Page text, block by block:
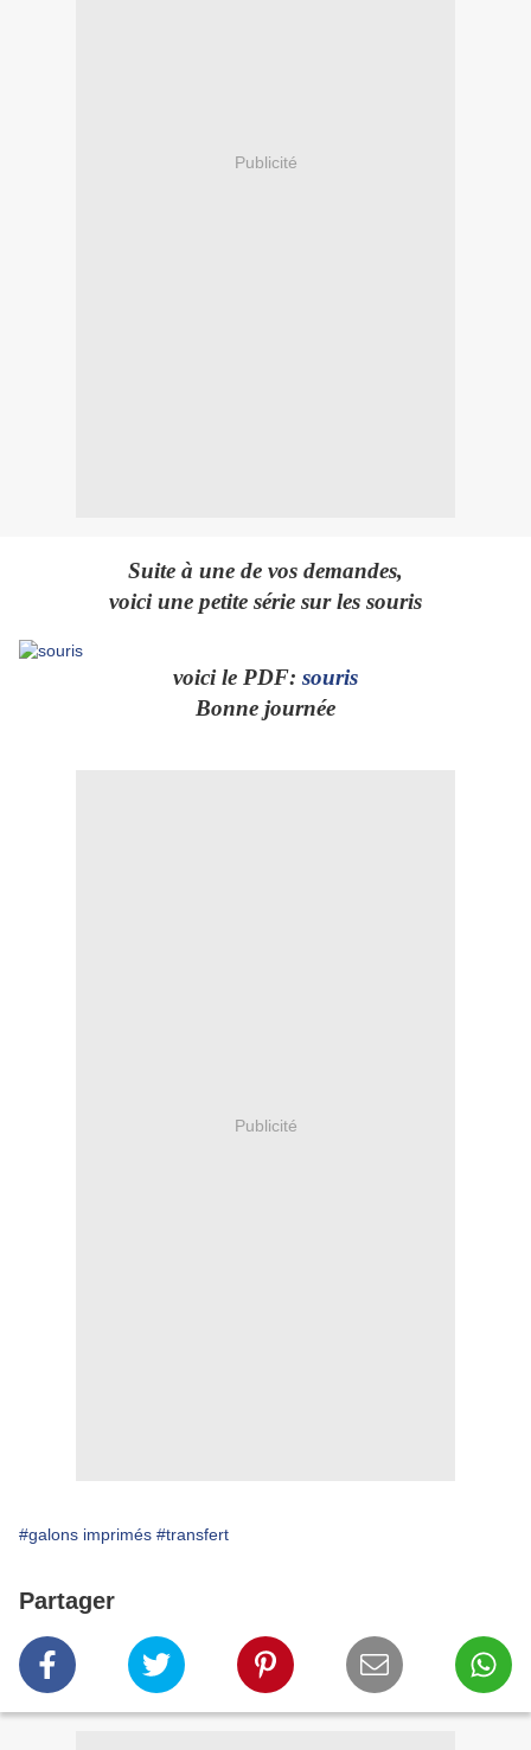
Publicité
Suite à une de vos demandes,
voici une petite série sur les souris
voici le PDF: souris
Bonne journée
Publicité
#galons imprimés #transfert
Partager